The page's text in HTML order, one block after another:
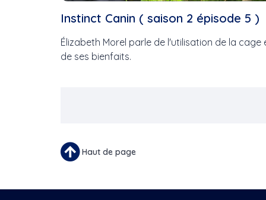
Instinct Canin ( saison 2 épisode 5 )
Élizabeth Morel parle de l'utilisation de la cage
de ses bienfaits.
Haut de page